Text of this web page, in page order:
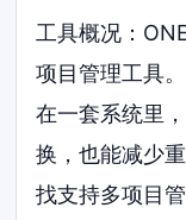
工具概况：
项目管理工具
在一套系统里
换，也能减少
找支持多项目